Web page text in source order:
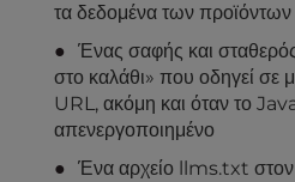
τα δεδομένα των προϊόντων
Ένας σαφής και
στο καλάθι» που οδηγεί σε
URL, ακόμη και όταν το
απενεργοποιημένο
Ένα αρχείο llms.txt στον